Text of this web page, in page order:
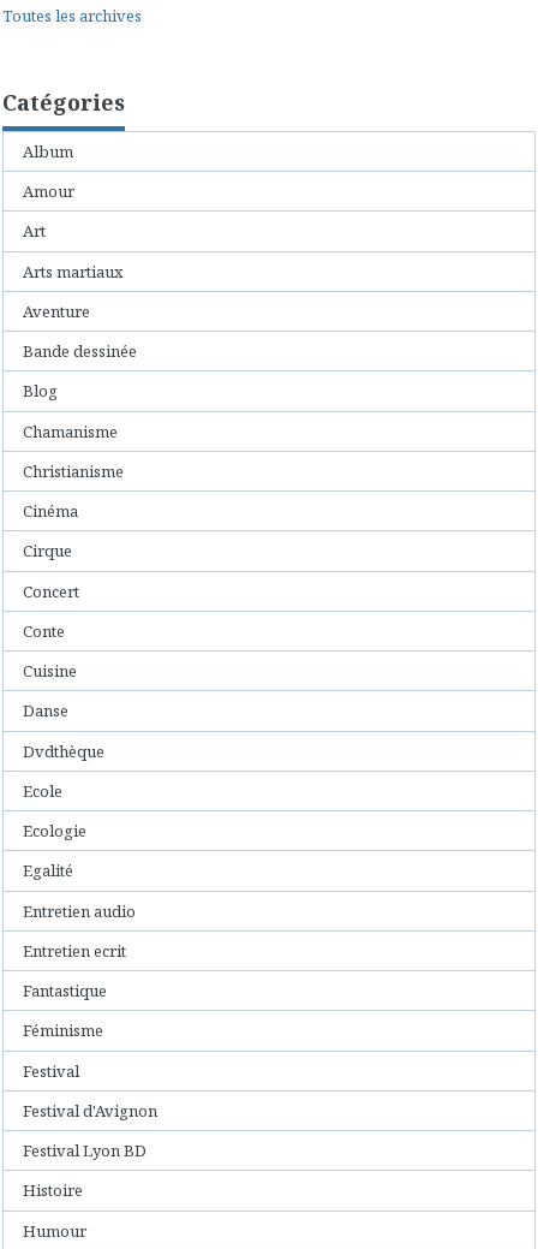
Toutes les archives
Catégories
Album
Amour
Art
Arts martiaux
Aventure
Bande dessinée
Blog
Chamanisme
Christianisme
Cinéma
Cirque
Concert
Conte
Cuisine
Danse
Dvdthèque
Ecole
Ecologie
Egalité
Entretien audio
Entretien ecrit
Fantastique
Féminisme
Festival
Festival d'Avignon
Festival Lyon BD
Histoire
Humour